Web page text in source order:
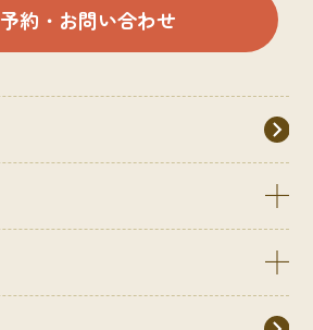
予約・お問い合わせ